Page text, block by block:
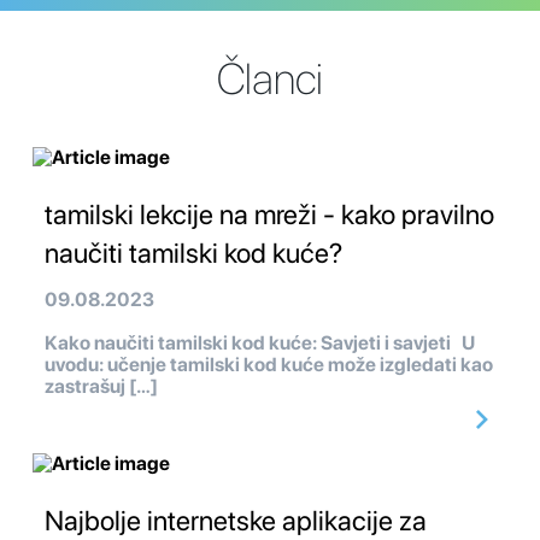
Članci
tamilski lekcije na mreži - kako pravilno
naučiti tamilski kod kuće?
09.08.2023
Kako naučiti tamilski kod kuće: Savjeti i savjeti U
uvodu: učenje tamilski kod kuće može izgledati kao
zastrašuj […]
Najbolje internetske aplikacije za